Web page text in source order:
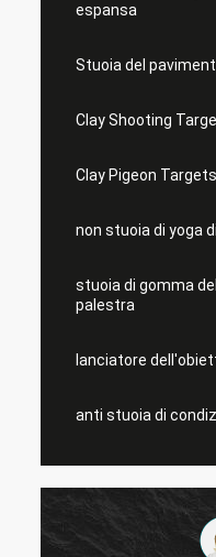
espansa
Stuoia del
Clay Shooting
Clay Pigeon Targets
non stuoia di yoga
stuoia di gomma
palestra
lanciatore
anti stuoia di